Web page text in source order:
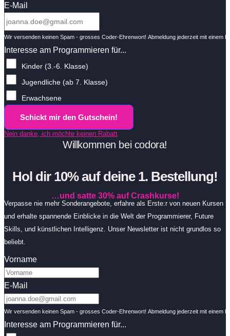
E-Mail
Wir versenden keinen Spam - grosses Coder-Ehrenwort! Abmeldung jederzeit mit einem
Interesse am Programmieren für...
Kinder (3.-6. Klasse)
Jugendliche (ab 7. Klasse)
Erwachsene
Schickt mir den Gutschein!
Nein danke, ich möchte keinen Rabatt
Willkommen bei codora!
Hol dir 10% auf deine 1. Bestellung!
…und satte 30% auf Crashkurse!
Verpasse nie mehr Sonderangebote, erfahre als Erste:r von neuen Kursen
und erhalte spannende Einblicke in die Welt der Programmierer, Future
Skills, und künstlichen Intelligenz. Unser Newsletter ist nicht grundlos so
beliebt.
Vorname
E-Mail
Wir versenden keinen Spam - grosses Coder-Ehrenwort! Abmeldung jederzeit mit einem
Interesse am Programmieren für...